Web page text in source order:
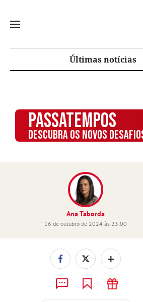
Últimas notícias
PASSATEMPOS
DESCUBRA OS NOVOS
Ana Taborda
16 de outubro de 2024 às 23:00
+